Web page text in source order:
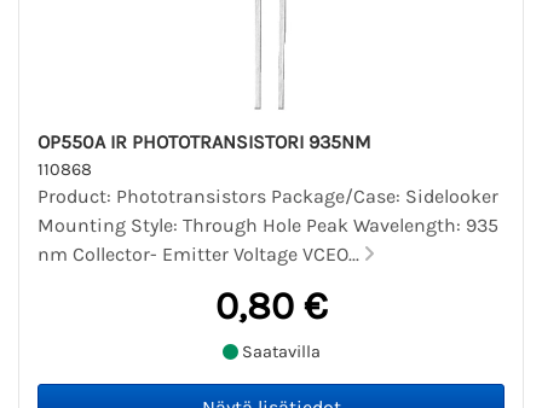
OP550A IR PHOTOTRANSISTORI 935NM
110868
Product: Phototransistors Package/Case: Sidelooker
Mounting Style: Through Hole Peak Wavelength: 935
nm Collector- Emitter Voltage VCEO...
0,80 €
Saatavilla